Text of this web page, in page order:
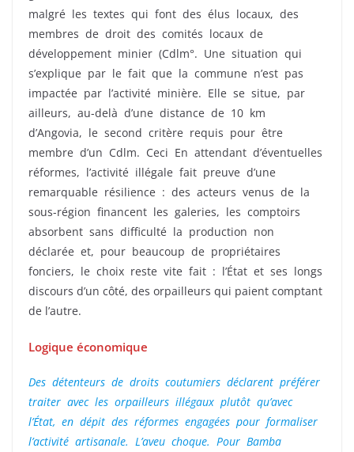
malgré les textes qui font des élus locaux, des
membres de droit des comités locaux de
développement minier (Cdlm°. Une situation qui
s’explique par le fait que la commune n’est pas
impactée par l’activité minière. Elle se situe, par
ailleurs, au-delà d’une distance de 10 km
d’Angovia, le second critère requis pour être
membre d’un Cdlm. Ceci En attendant d’éventuelles
réformes, l’activité illégale fait preuve d’une
remarquable résilience : des acteurs venus de la
sous-région financent les galeries, les comptoirs
absorbent sans difficulté la production non
déclarée et, pour beaucoup de propriétaires
fonciers, le choix reste vite fait : l’État et ses longs
discours d’un côté, des orpailleurs qui paient comptant
de l’autre.
Logique économique
Des détenteurs de droits coutumiers déclarent préférer
traiter avec les orpailleurs illégaux plutôt qu’avec
l’État, en dépit des réformes engagées pour formaliser
l’activité artisanale. L’aveu choque. Pour Bamba